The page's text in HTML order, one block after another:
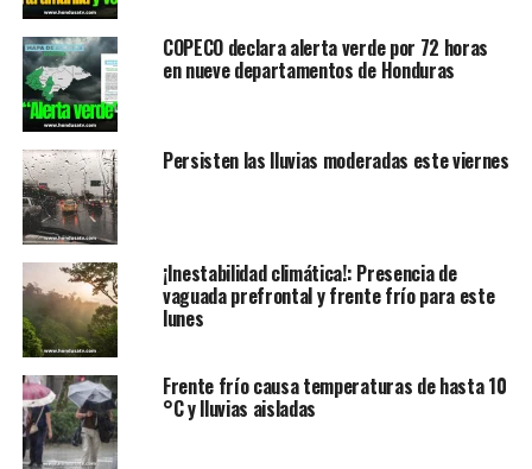
COPECO declara alerta verde por 72 horas
en nueve departamentos de Honduras
Persisten las lluvias moderadas este viernes
¡Inestabilidad climática!: Presencia de
vaguada prefrontal y frente frío para este
lunes
Frente frío causa temperaturas de hasta 10
°C y lluvias aisladas